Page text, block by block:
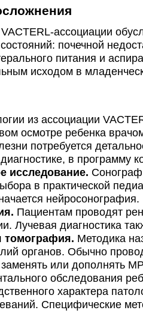
ассоциации
почечной
питания и
исходом в
из ассоциации
осмотре ребенка
потребуется
в программу
исследование.
в практической
нейросонография.
Пациентам проводят
Лучевая диагностика
томография. Методика
органов. Обычно
или дополнять
обследования
характера
Специфические